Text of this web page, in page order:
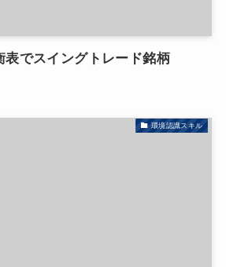
表でスイングトレード銘柄
環境認識スキル